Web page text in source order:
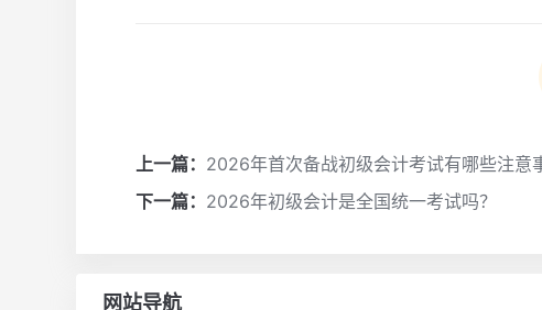
上一篇： 2026年首次备战初级会计考试有哪些注意
下一篇： 2026年初级会计是全国统一考试吗？
网站导航